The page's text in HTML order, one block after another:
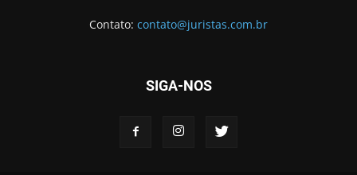
Contato: contato@juristas.com.br
SIGA-NOS